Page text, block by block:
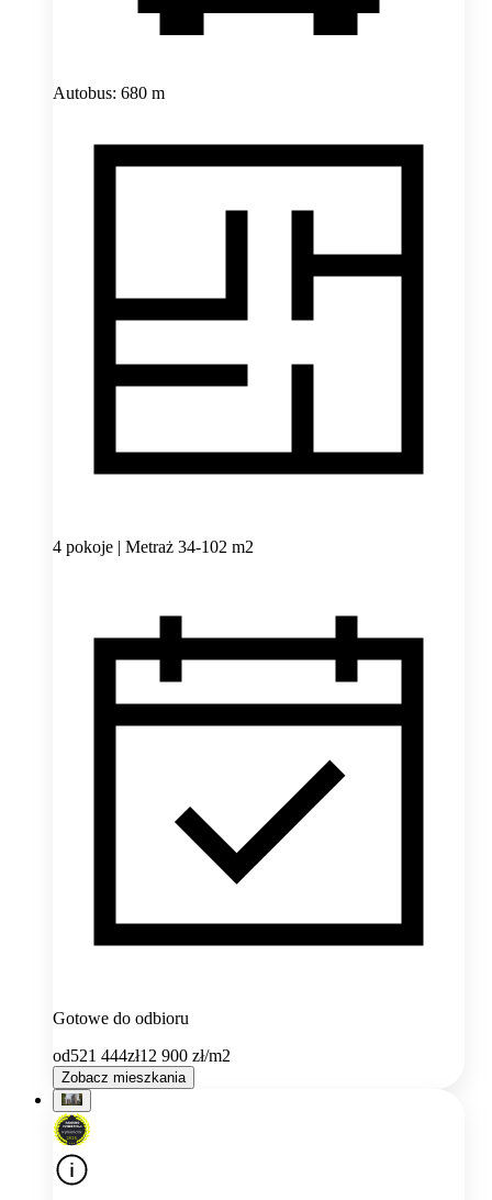
Autobus: 680 m
4 pokoje | Metraż 34-102 m2
Gotowe do odbioru
od521 444zł12 900 zł/m2
Zobacz mieszkania